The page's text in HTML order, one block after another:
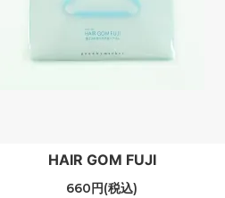
HAIR GOM FUJI
660円(税込)